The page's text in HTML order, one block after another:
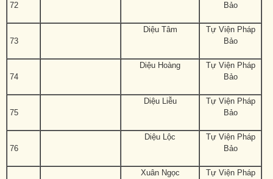
72
Bảo
73
Diệu Tâm
Tự Viện Pháp
Bảo
74
Diệu Hoàng
Tự Viện Pháp
Bảo
75
Diệu Liễu
Tự Viện Pháp
Bảo
76
Diệu Lộc
Tự Viện Pháp
Bảo
Xuân Ngọc
Tự Viện Pháp